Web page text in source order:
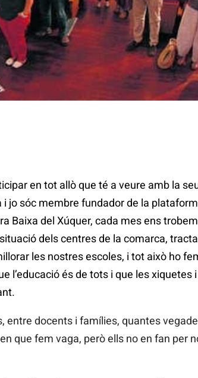
en tot allò que té a veure amb la
jo sóc membre fundador de la
Baixa del Xúquer, cada mes ens
dels centres de la comarca,
les nostres escoles, i tot això ho
l’educació és de tots i que les xiquetes
entre docents i famílies, quantes
que fem vaga, però ells no en fan per